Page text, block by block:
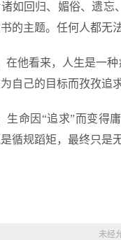
如回归、媚俗、遗忘
的主题。任何人都无
在他看来，人生是一
自己的目标而孜孜追
生命因“追求”而变得
循规蹈矩，最终只是
未经